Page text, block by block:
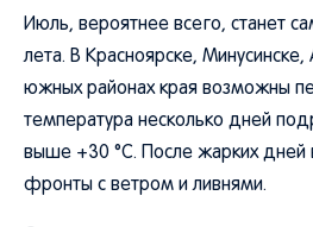
Июль, вероятнее всего, станет
лета. В Красноярске, Минусинске,
южных районах края возможны
температура несколько дней
выше +30 °C. После жарких
фронты с ветром и ливнями.